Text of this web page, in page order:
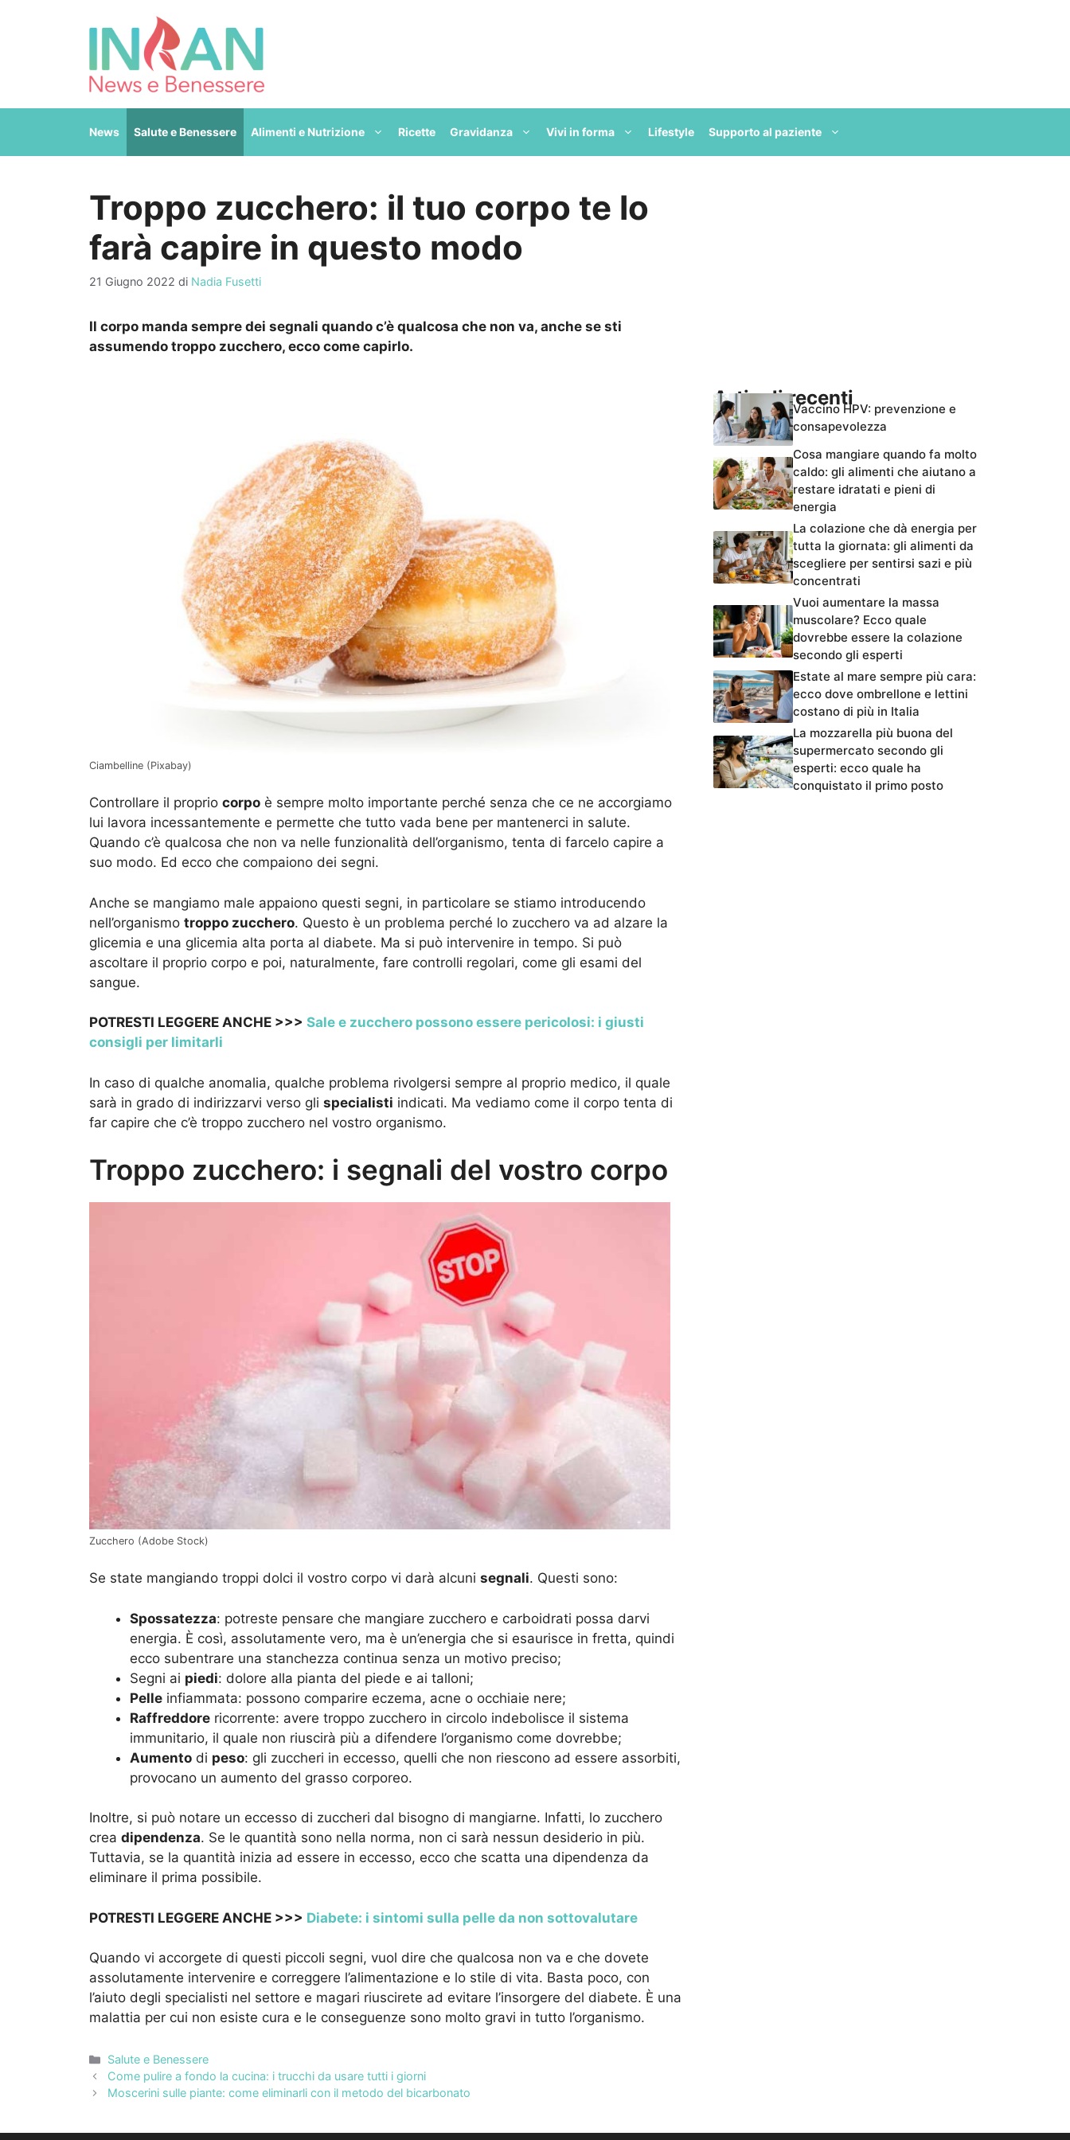
News Salute e Benessere Alimenti e Nutrizione Ricette Gravidanza Vivi in forma Lifestyle Supporto al paziente
Troppo zucchero: il tuo corpo te lo
farà capire in questo modo
21 Giugno 2022 di Nadia Fusetti
Il corpo manda sempre dei segnali quando c’è qualcosa che non va, anche se sti
assumendo troppo zucchero, ecco come capirlo.
Ciambelline (Pixabay)
Controllare il proprio corpo è sempre molto importante perché senza che ce ne accorgiamo
lui lavora incessantemente e permette che tutto vada bene per mantenerci in salute.
Quando c’è qualcosa che non va nelle funzionalità dell’organismo, tenta di farcelo capire a
suo modo. Ed ecco che compaiono dei segni.
Anche se mangiamo male appaiono questi segni, in particolare se stiamo introducendo
nell’organismo troppo zucchero. Questo è un problema perché lo zucchero va ad alzare la
glicemia e una glicemia alta porta al diabete. Ma si può intervenire in tempo. Si può
ascoltare il proprio corpo e poi, naturalmente, fare controlli regolari, come gli esami del
sangue.
POTRESTI LEGGERE ANCHE >>> Sale e zucchero possono essere pericolosi: i giusti
consigli per limitarli
In caso di qualche anomalia, qualche problema rivolgersi sempre al proprio medico, il quale
sarà in grado di indirizzarvi verso gli specialisti indicati. Ma vediamo come il corpo tenta di
far capire che c’è troppo zucchero nel vostro organismo.
Troppo zucchero: i segnali del vostro corpo
Zucchero (Adobe Stock)
Se state mangiando troppi dolci il vostro corpo vi darà alcuni segnali. Questi sono:
Spossatezza: potreste pensare che mangiare zucchero e carboidrati possa darvi
energia. È così, assolutamente vero, ma è un’energia che si esaurisce in fretta, quindi
ecco subentrare una stanchezza continua senza un motivo preciso;
Segni ai piedi: dolore alla pianta del piede e ai talloni;
Pelle infiammata: possono comparire eczema, acne o occhiaie nere;
Raffreddore ricorrente: avere troppo zucchero in circolo indebolisce il sistema
immunitario, il quale non riuscirà più a difendere l’organismo come dovrebbe;
Aumento di peso: gli zuccheri in eccesso, quelli che non riescono ad essere assorbiti,
provocano un aumento del grasso corporeo.
Inoltre, si può notare un eccesso di zuccheri dal bisogno di mangiarne. Infatti, lo zucchero
crea dipendenza. Se le quantità sono nella norma, non ci sarà nessun desiderio in più.
Tuttavia, se la quantità inizia ad essere in eccesso, ecco che scatta una dipendenza da
eliminare il prima possibile.
POTRESTI LEGGERE ANCHE >>> Diabete: i sintomi sulla pelle da non sottovalutare
Quando vi accorgete di questi piccoli segni, vuol dire che qualcosa non va e che dovete
assolutamente intervenire e correggere l’alimentazione e lo stile di vita. Basta poco, con
l’aiuto degli specialisti nel settore e magari riuscirete ad evitare l’insorgere del diabete. È una
malattia per cui non esiste cura e le conseguenze sono molto gravi in tutto l’organismo.
Categorie
Salute e Benessere
Come pulire a fondo la cucina: i trucchi da usare tutti i giorni
Moscerini sulle piante: come eliminarli con il metodo del bicarbonato
Articoli recentiVaccino HPV: prevenzione e
consapevolezza
Cosa mangiare quando fa molto
caldo: gli alimenti che aiutano a
restare idratati e pieni di
energia
La colazione che dà energia per
tutta la giornata: gli alimenti da
scegliere per sentirsi sazi e più
concentrati
Vuoi aumentare la massa
muscolare? Ecco quale
dovrebbe essere la colazione
secondo gli esperti
Estate al mare sempre più cara:
ecco dove ombrellone e lettini
costano di più in Italia
La mozzarella più buona del
supermercato secondo gli
esperti: ecco quale ha
conquistato il primo posto